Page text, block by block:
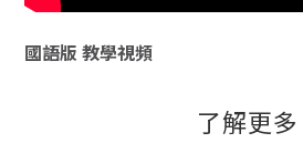
國語版 教學視頻
了解更多